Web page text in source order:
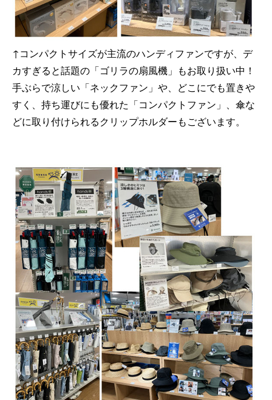
↑コンパクトサイズが主流のハンディファンですが、デ
カすぎると話題の「ゴリラの扇風機」もお取り扱い中！
手ぶらで涼しい 「ネックファン」や、どこにでも置きや
すく、持ち運びにも優れた 「コンパクトファン」、傘な
どに取り付けられるクリップホルダーもございます。